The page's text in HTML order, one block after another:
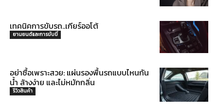
เทคนิคการขับรถ..เกียร์ออโต้
ยานยนต์และการขับขี่
อย่าซื้อเพราะสวย: แผ่นรองพื้นรถแบบไหนกัน
น้ำ ล้างง่าย และไม่หมักกลิ่น
รีวิวสินค้า